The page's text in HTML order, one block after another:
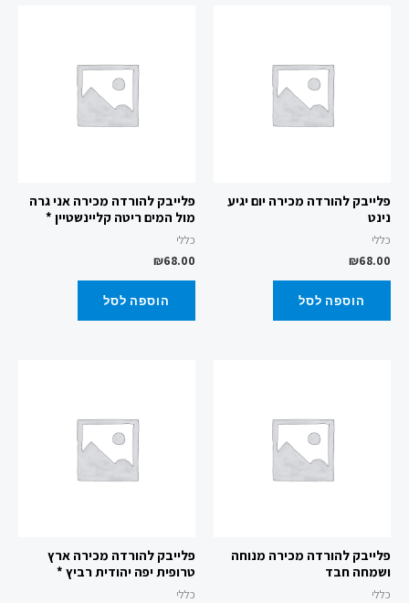
פלייבק להורדה מכירה יום יגיע
נינט
כללי
₪68.00
הוספה לסל
פלייבק להורדה מכירה אני גרה
מול המים ריטה קליינשטיין *
כללי
₪68.00
הוספה לסל
פלייבק להורדה מכירה מנוחה
ושמחה חבד
כללי
פלייבק להורדה מכירה ארץ
טרופית יפה יהודית רביץ *
כללי